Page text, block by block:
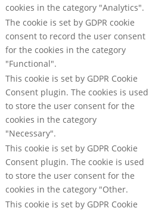
cookies in the category "Analytics".
The cookie is set by GDPR cookie
consent to record the user consent
for the cookies in the category
"Functional".
This cookie is set by GDPR Cookie
Consent plugin. The cookies is used
to store the user consent for the
cookies in the category
"Necessary".
This cookie is set by GDPR Cookie
Consent plugin. The cookie is used
to store the user consent for the
cookies in the category "Other.
This cookie is set by GDPR Cookie